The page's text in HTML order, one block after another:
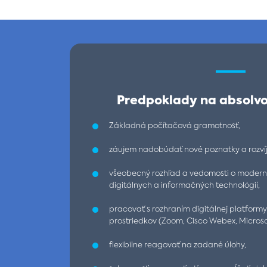
Predpoklady na
Základná počítačová gramotnosť,
záujem nadobúdať nové poznatky a
všeobecný rozhľad a vedomosti o
digitálnych a informačných technológií,
pracovať s rozhraním digitálnej
prostriedkov (Zoom, Cisco Webex,
flexibilne reagovať na zadané úlohy,